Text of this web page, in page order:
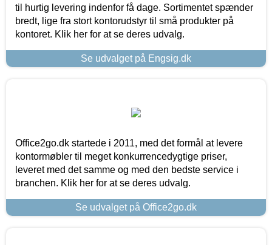
til hurtig levering indenfor få dage. Sortimentet spænder
bredt, lige fra stort kontorudstyr til små produkter på
kontoret. Klik her for at se deres udvalg.
Se udvalget på Engsig.dk
Office2go.dk startede i 2011, med det formål at levere
kontormøbler til meget konkurrencedygtige priser,
leveret med det samme og med den bedste service i
branchen. Klik her for at se deres udvalg.
Se udvalget på Office2go.dk